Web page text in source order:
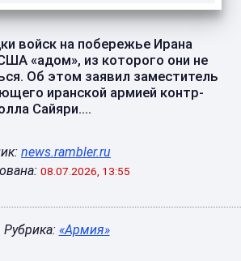
войск на побережье Ирана
«адом», из которого они не
Об этом заявил заместитель
иранской армией контр-
Сайяри....
news.rambler.ru
08.07.2026, 13:55
Рубрика: «Армия»